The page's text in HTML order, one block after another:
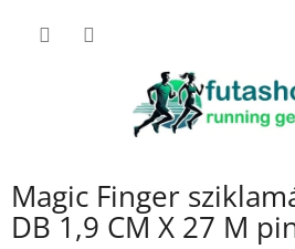
Magic Finger
DB 1,9 CM X 27 M